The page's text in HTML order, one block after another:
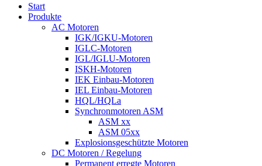
Start
Produkte
AC Motoren
IGK/IGKU-Motoren
IGLC-Motoren
IGL/IGLU-Motoren
ISKH-Motoren
IEK Einbau-Motoren
IEL Einbau-Motoren
HQL/HQLa
Synchronmotoren ASM
ASM xx
ASM 05xx
Explosionsgeschützte Motoren
DC Motoren / Regelung
Permanent erregte Motoren